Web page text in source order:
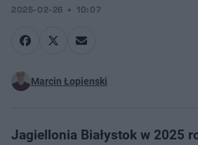
2025-02-26 10:07
Marcin Łopienski
Jagiellonia Białystok w 2025